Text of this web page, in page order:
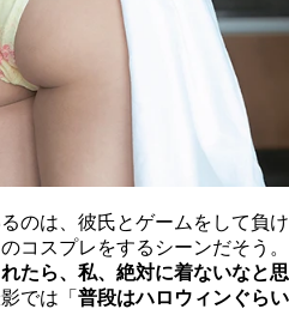
のは、彼氏とゲームをして負け
コスプレをするシーンだそう。
たら、私、絶対に着ないなと思
では「 普段はハロウィンぐらい